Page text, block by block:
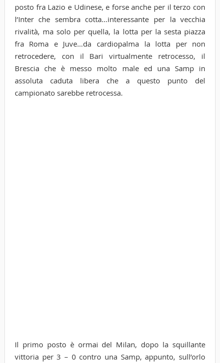
posto fra Lazio e Udinese, e forse anche per il terzo con
l’Inter che sembra cotta…interessante per la vecchia
rivalità, ma solo per quella, la lotta per la sesta piazza
fra Roma e Juve…da cardiopalma la lotta per non
retrocedere, con il Bari virtualmente retrocesso, il
Brescia che è messo molto male ed una Samp in
assoluta caduta libera che a questo punto del
campionato sarebbe retrocessa.
Il primo posto è ormai del Milan, dopo la squillante
vittoria per 3 – 0 contro una Samp, appunto, sull’orlo